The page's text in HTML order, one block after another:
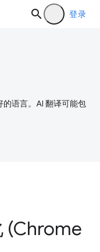
登录
语言。AI 翻译可能包
(Chrome